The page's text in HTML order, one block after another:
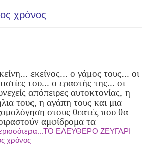
χρόνος
εκείνος... ο γάμος τους... οι
του... ο εραστής της... οι
απόπειρες αυτοκτονίας, η
τους, η αγάπη τους και μια
στους θεατές που θα
αμφίδρομα τα
ΕΛΕΥΘΕΡΟ ΖΕΥΓΑΡΙ
χρόνος